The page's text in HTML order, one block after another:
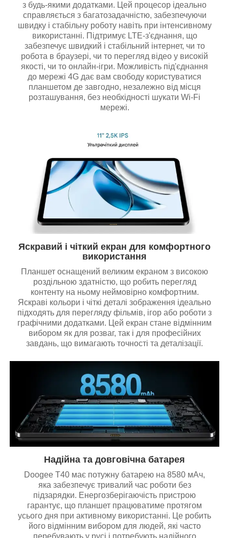
з будь-якими додатками. Цей процесор ідеально
справляється з багатозадачністю, забезпечуючи
швидку і стабільну роботу навіть при інтенсивному
використанні. Підтримує LTE-з'єднання, що
забезпечує швидкий і стабільний інтернет, чи то
робота в браузері, чи то перегляд відео у високій
якості, чи то онлайн-ігри. Можливість під'єднання
до мережі 4G дає вам свободу користуватися
планшетом де завгодно, незалежно від місця
розташування, без необхідності шукати Wi-Fi
мережі.
Яскравий і чіткий екран для комфортного
використання
Планшет оснащений великим екраном з високою
роздільною здатністю, що робить перегляд
контенту на ньому неймовірно комфортним.
Яскраві кольори і чіткі деталі зображення ідеально
підходять для перегляду фільмів, ігор або роботи з
графічними додатками. Цей екран стане відмінним
вибором як для розваг, так і для професійних
завдань, що вимагають точності та деталізації.
Надійна та довговічна батарея
Doogee T40 має потужну батарею на 8580 мАч,
яка забезпечує тривалий час роботи без
підзарядки. Енергозберігаючість пристрою
гарантує, що планшет працюватиме протягом
усього дня при активному використанні. Це робить
його відмінним вибором для людей, які часто
перебувають у русі і потребують надійного